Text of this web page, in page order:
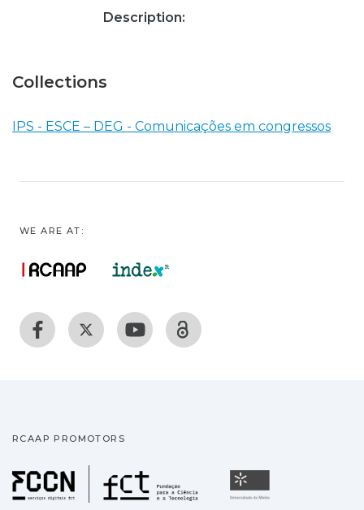
Description:
Collections
IPS - ESCE – DEG - Comunicações em congressos
WE ARE AT:
RCAAP PROMOTORS
Fundação para a